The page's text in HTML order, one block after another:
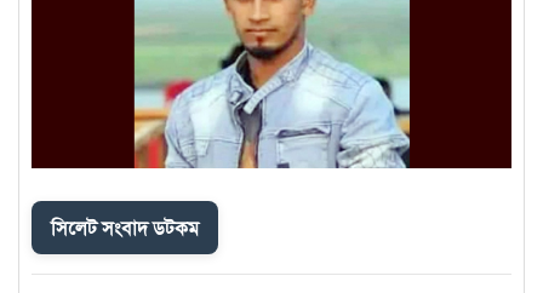
সিলেট সংবাদ ডটকম